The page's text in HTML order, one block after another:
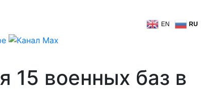
EN RU
15 военных баз в